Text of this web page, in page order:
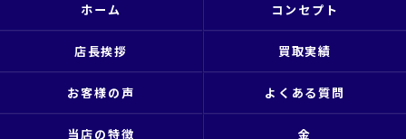
ホーム コンセプト
店長挨拶 買取実績
お客様の声 よくある質問
当店の特徴 金